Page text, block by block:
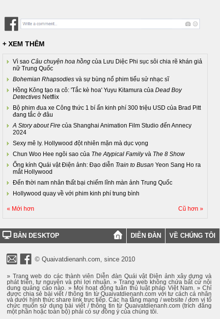
+ XEM THÊM
Vì sao Câu chuyện hoa hồng của Lưu Diệc Phi sục sôi chia rẽ khán giả
nữ Trung Quốc
Bohemian Rhapsodies và sự bùng nổ phim tiểu sử nhạc sĩ
Hồng Kông tạo ra cô: 'Tắc kè hoa' Yuyu Kitamura của Dead Boy
Detectives Netflix
Bộ phim đua xe Công thức 1 bí ẩn kinh phí 300 triệu USD của Brad Pitt
đang tắc ở đâu
A Story about Fire của Shanghai Animation Film Studio đến Annecy
2024
Sexy mê ly. Hollywood đột nhiên mặn mà dục vọng
Chun Woo Hee ngôi sao của The Atypical Familyvà The 8 Show
Ống kính Quái vật Điện ảnh: Đạo diễn Train to Busan Yeon Sang Ho ra
mắt Hollywood
Đến thời nam nhân thất bại chiếm lĩnh màn ảnh Trung Quốc
Hollywood quay về với phim kinh phí trung bình
« Mới hơn Cũ hơn »
BẢN DESKTOP DIỄN ĐÀN VỀ CHÚNG TÔI
© Quaivatdienanh.com, since 2010
» Trang web do các thành viên Diễn đàn Quái vật Điện ảnh xây dựng và
phát triển, tự nguyện và phi lợi nhuận. » Trang web không chứa bất cứ nội
dung quảng cáo nào. » Mọi hoạt động tuân thủ luật pháp Việt Nam. » Chỉ
được chia sẻ bài viết / thông tin từ Quaivatdienanh.com với tư cách cá nhân
và dưới hình thức share link trực tiếp. Các hạ tầng mạng / website / đơn vị tổ
chức muốn sử dụng bài viết / thông tin từ Quaivatdienanh.com (trích đăng
một phần hoặc toàn bộ) phải có sự đồng ý của chúng tôi.